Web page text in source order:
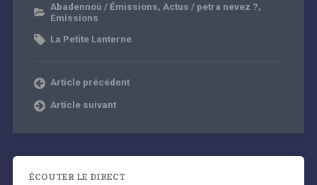
Abadennoù / Émissions, Actus / petra nevez ?,
Émissions
La Petite Lanterne
Article précédent
Article suivant
ÉCOUTER LE DIRECT